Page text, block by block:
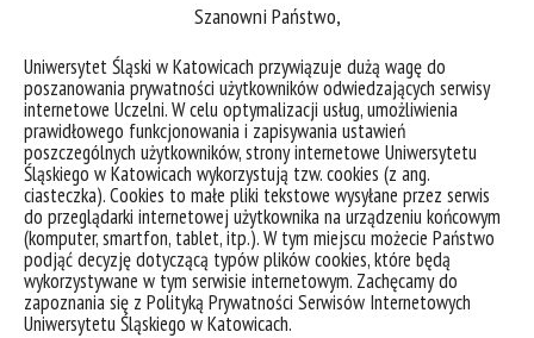
Szanowni Państwo,
Uniwersytet Śląski w Katowicach przywiązuje dużą wagę do
poszanowania prywatności użytkowników odwiedzających serwisy
internetowe Uczelni. W celu optymalizacji usług, umożliwienia
prawidłowego funkcjonowania i zapisywania ustawień
poszczególnych użytkowników, strony internetowe Uniwersytetu
Śląskiego w Katowicach wykorzystują tzw. cookies (z ang.
ciasteczka). Cookies to małe pliki tekstowe wysyłane przez serwis
do przeglądarki internetowej użytkownika na urządzeniu końcowym
(komputer, smartfon, tablet, itp.). W tym miejscu możecie Państwo
podjąć decyzję dotyczącą typów plików cookies, które będą
wykorzystywane w tym serwisie internetowym. Zachęcamy do
zapoznania się z Polityką Prywatności Serwisów Internetowych
Uniwersytetu Śląskiego w Katowicach.
Opis modułów
Harmonogram zajęć